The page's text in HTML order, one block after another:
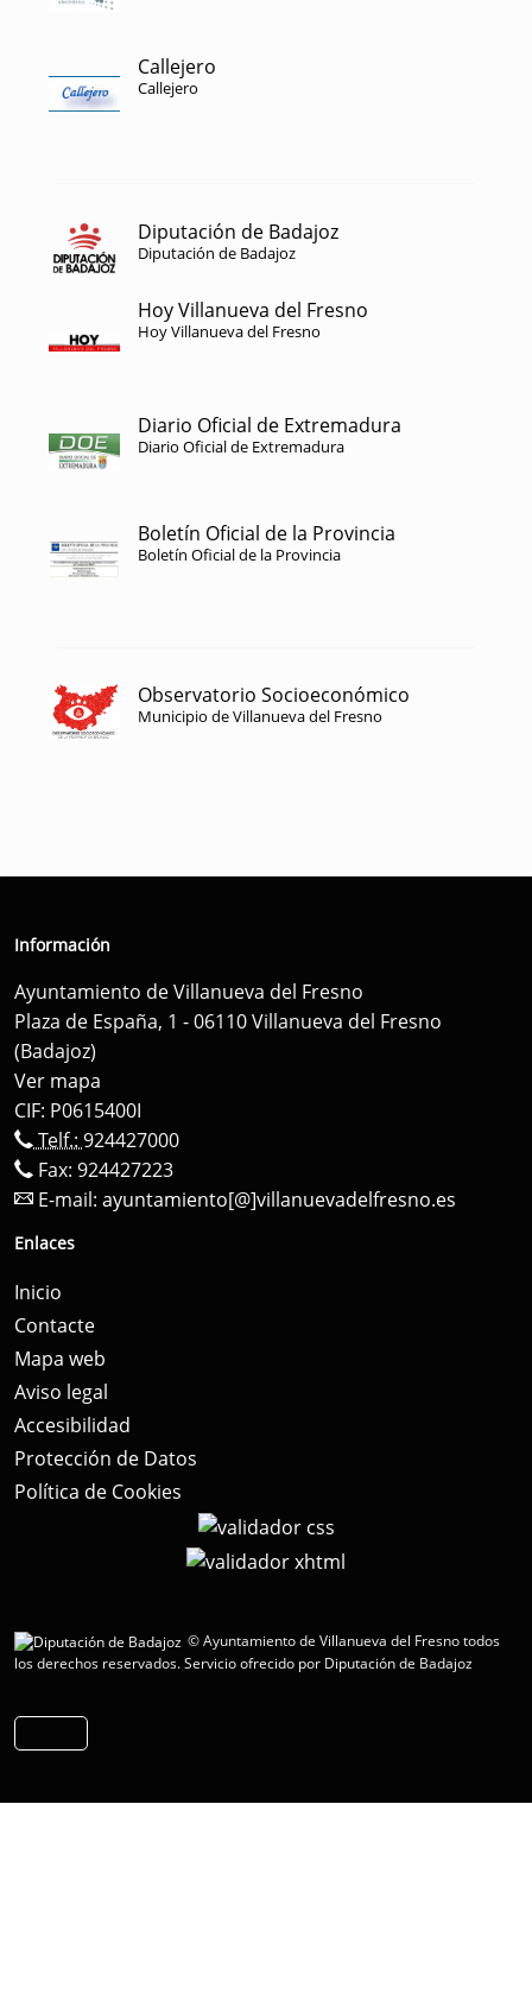
Callejero
Callejero
Diputación de Badajoz
Diputación de Badajoz
Hoy Villanueva del Fresno
Hoy Villanueva del Fresno
Diario Oficial de Extremadura
Diario Oficial de Extremadura
Boletín Oficial de la Provincia
Boletín Oficial de la Provincia
Observatorio Socioeconómico
Municipio de Villanueva del Fresno
Información
Ayuntamiento de Villanueva del Fresno
Plaza de España, 1 - 06110 Villanueva del Fresno
(Badajoz)
Ver mapa
CIF: P0615400I
Telf.: 924427000
Fax: 924427223
E-mail: ayuntamiento[@]villanuevadelfresno.es
Enlaces
Inicio
Contacte
Mapa web
Aviso legal
Accesibilidad
Protección de Datos
Política de Cookies
© Ayuntamiento de Villanueva del Fresno todos
los derechos reservados.Servicio ofrecido por Diputación de Badajoz